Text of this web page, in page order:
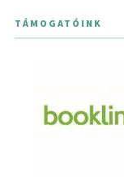
TÁMOGATÓINK